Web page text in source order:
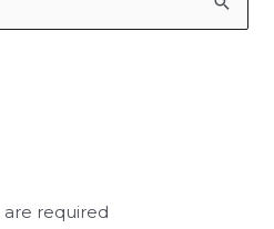
are required